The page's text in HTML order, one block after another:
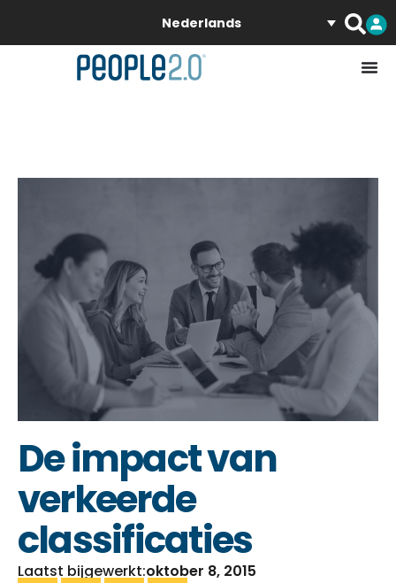
Nederlands
De impact van
verkeerde
classificaties
Laatst bijgewerkt:oktober 8, 2015